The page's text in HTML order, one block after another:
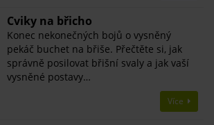
​Cviky na břicho
Konec nekonečných bojů o vysněný
pekáč buchet na břiše. Přečtěte si, jak
správně posilovat břišní svaly a jak vaší
vysněné postavy…
Více